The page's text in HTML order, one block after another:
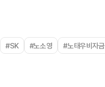
#SK #노소영 #노태우비자금